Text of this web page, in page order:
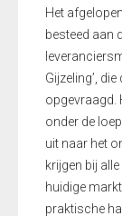
Het
besteed aan
Gijzeling’,
opgevraagd.
onder de
uit naar het
krijgen bij
huidige
praktische